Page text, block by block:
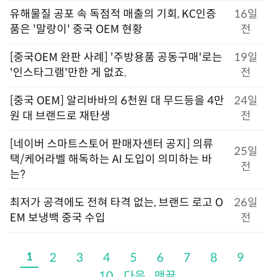
유해물질 공포 속 독점적 매출의 기회, KC인증
품은 '말랑이' 중국 OEM 현황
16일
전
[중국OEM 완판 사례] '주방용품 공동구매'로는
'인스타그램'만한 게 없죠.
19일
전
[중국 OEM] 알리바바의 6천원 대 무드등을 4만
원 대 브랜드로 재탄생
24일
전
[네이버 스마트스토어 판매자센터 공지] 의류
택/케어라벨 해독하는 AI 도입이 의미하는 바
는?
25일
전
최저가 공격에도 전혀 타격 없는, 브랜드 로고 O
EM 보냉백 중국 수입
26일
전
1 2 3 4 5 6 7 8
9